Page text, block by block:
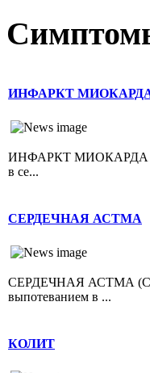
ИНФАРКТ
ИНФАРКТ МИОКАРДА -
в се...
СЕРДЕЧНАЯ АСТМА
СЕРДЕЧНАЯ АСТМА (СА)
выпотеванием в ...
КОЛИТ